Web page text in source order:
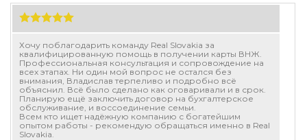
Хочу поблагодарить команду Real Slovakia за
квалифицированную помощь в получении карты ВНЖ.
Профессиональная консультация и сопровождение на
всех этапах. Ни один мой вопрос не остался без
внимания, Владислав терпеливо и подробно всё
объяснил. Всё было сделано как оговаривали и в срок.
Планирую ещё заключить договор на бухгалтерское
обслуживание, и воссоединение семьи.
Всем кто ищет надёжную компанию с богатейшим
опытом работы - рекомендую обращаться именно в Real
Slovakia.